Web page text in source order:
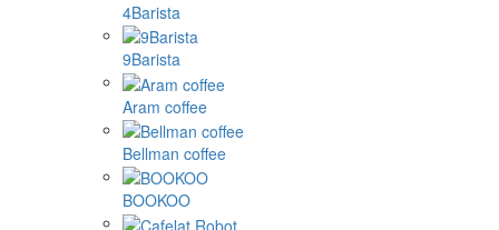
4Barista
9Barista
Aram coffee
Bellman coffee
BOOKOO